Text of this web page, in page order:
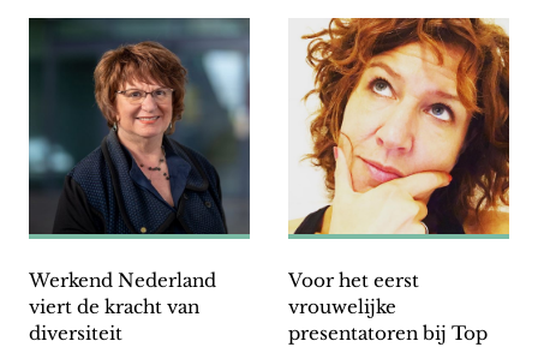
Werkend Nederland
viert de kracht van
diversiteit
Voor het eerst
vrouwelijke
presentatoren bij Top